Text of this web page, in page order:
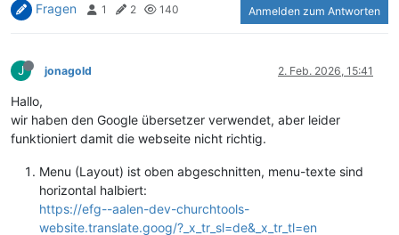
Fragen 1 2 140 Anmelden zum Antworten
J jonagold 2. Feb. 2026, 15:41
Hallo,
wir haben den Google übersetzer verwendet, aber leider
funktioniert damit die webseite nicht richtig.
Menu (Layout) ist oben abgeschnitten, menu-texte sind
horizontal halbiert:
https://efg--aalen-dev-churchtools-
website.translate.goog/?_x_tr_sl=de&_x_tr_tl=en